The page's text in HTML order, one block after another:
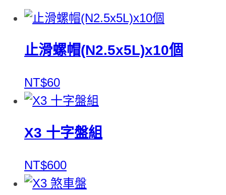
止滑螺帽(N2.5x5L)x10個
NT$60
X3 十字盤組
NT$600